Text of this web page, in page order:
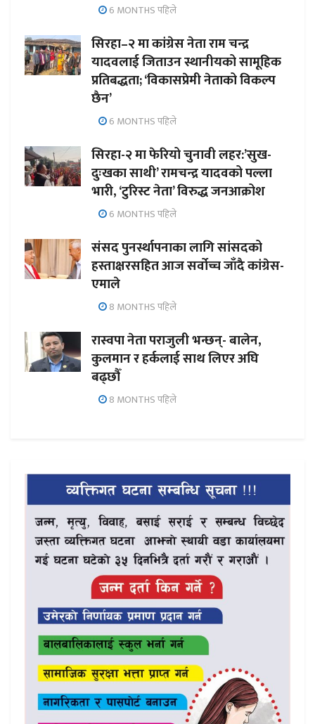
6 MONTHS पहिले
सिरहा–२ मा कांग्रेस नेता राम चन्द्र
यादवलाई जिताउन स्थानीयको सामूहिक
प्रतिबद्धता; ‘विकासप्रेमी नेताको विकल्प
छैन’
6 MONTHS पहिले
सिरहा-२ मा फेरियो चुनावी लहर:’सुख-
दुःखका साथी’ रामचन्द्र यादवको पल्ला
भारी, ‘टुरिस्ट नेता’ विरुद्ध जनआक्रोश
6 MONTHS पहिले
संसद पुनर्स्थापनाका लागि सांसदको
हस्ताक्षरसहित आज सर्वोच्च जाँदै कांग्रेस-
एमाले
8 MONTHS पहिले
रास्वपा नेता पराजुली भन्छन्- बालेन,
कुलमान र हर्कलाई साथ लिएर अघि
बढ्छौँ
8 MONTHS पहिले